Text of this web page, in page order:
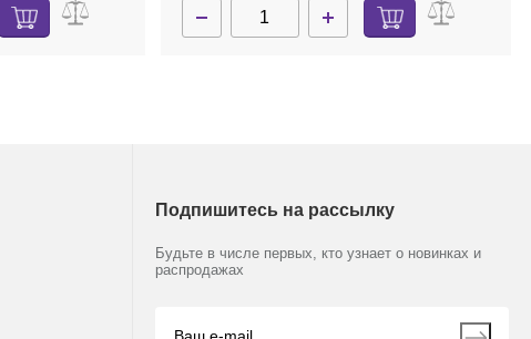
Подпишитесь на рассылку
Будьте в числе первых, кто узнает о новинках и
распродажах